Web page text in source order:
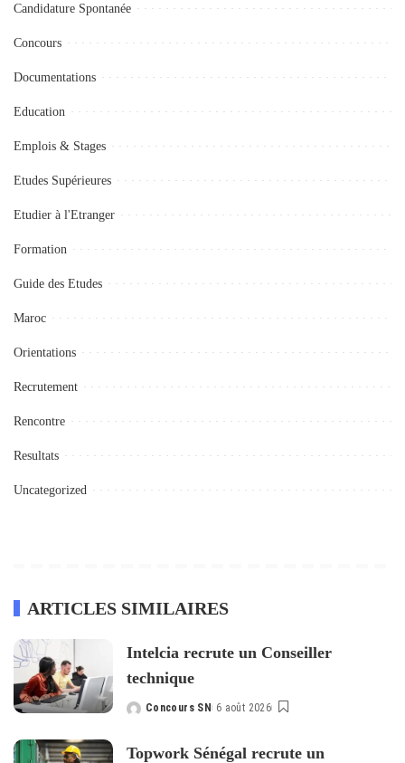
Candidature Spontanée
Concours
Documentations
Education
Emplois & Stages
Etudes Supérieures
Etudier à l'Etranger
Formation
Guide des Etudes
Maroc
Orientations
Recrutement
Rencontre
Resultats
Uncategorized
ARTICLES SIMILAIRES
Intelcia recrute un Conseiller
technique
Posted
Concours SN 6 août 2026
Topwork Sénégal recrute un